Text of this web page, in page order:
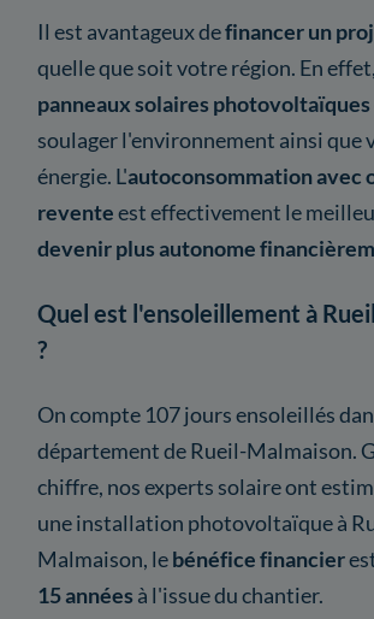
Il est avantageux definancer un
quelle que soit votre région. En effet,
panneaux solaires photovoltaïques
soulager l'environnement ainsi que
énergie. L'autoconsommation avec
reventeest effectivement le
devenir plus autonome
Quel est l'ensoleillement à
?
On compte 107 jours ensoleillés
département de Rueil-Malmaison.
chiffre, nos experts solaire ont
une installation photovoltaïque à
Malmaison, lebénéfice financier
15 années à l'issue du chantier.